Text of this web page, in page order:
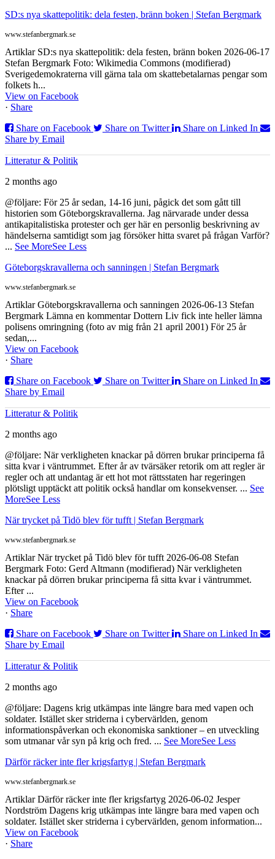
SD:s nya skattepolitik: dela festen, bränn boken | Stefan Bergmark
www.stefanbergmark.se
Artiklar SD:s nya skattepolitik: dela festen, bränn boken 2026-06-17
Stefan Bergmark Foto: Wikimedia Commons (modifierad)
Sverigedemokraterna vill gärna tala om skattebetalarnas pengar som
folkets h...
View on Facebook
· Share
Share on Facebook
Share on Twitter
Share on Linked In
Share by Email
Litteratur & Politik
2 months ago
@följare: För 25 år sedan, 14-16 juni, pågick det som gått till
historien som Göteborgskravallerna. Jag närvarade under dessa
antikapitalistiska protester och ger här en personlig beskrivning av
händelserna samtidigt som jag försöker hitta svaret på frågan Varför?
... See MoreSee Less
Göteborgskravallerna och sanningen | Stefan Bergmark
www.stefanbergmark.se
Artiklar Göteborgskravallerna och sanningen 2026-06-13 Stefan
Bergmark Lämna en kommentar Dottern Liv fick inte heller lämna
polisens omringning (foto av mig från 21 april 2001) För 25 år
sedan,...
View on Facebook
· Share
Share on Facebook
Share on Twitter
Share on Linked In
Share by Email
Litteratur & Politik
2 months ago
@följare: När verkligheten knackar på dörren brukar principerna få
sitta kvar i väntrummet. Efter år av tvärsäker retorik om att regler är
regler och att undantag är ett hot mot rättsstaten har regeringen
plötsligt upptäckt att politik också handlar om konsekvenser. ... See
MoreSee Less
När trycket på Tidö blev för tufft | Stefan Bergmark
www.stefanbergmark.se
Artiklar När trycket på Tidö blev för tufft 2026-06-08 Stefan
Bergmark Foto: Gerd Altmann (modifierad) När verkligheten
knackar på dörren brukar principerna få sitta kvar i väntrummet.
Efter ...
View on Facebook
· Share
Share on Facebook
Share on Twitter
Share on Linked In
Share by Email
Litteratur & Politik
2 months ago
@följare: Dagens krig utkämpas inte längre bara med vapen och
soldater. Istället sker striderna i cybervärlden, genom
informationspåverkan och ekonomiska sanktioner – en utveckling
som utmanar vår syn på krig och fred. ... See MoreSee Less
Därför räcker inte fler krigsfartyg | Stefan Bergmark
www.stefanbergmark.se
Artiklar Därför räcker inte fler krigsfartyg 2026-06-02 Jesper
Nordström Dagens krig utkämpas inte längre bara med vapen och
soldater. Istället sker striderna i cybervärlden, genom information...
View on Facebook
· Share